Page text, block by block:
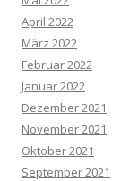
April 2022
März 2022
Februar 2022
Januar 2022
Dezember 2021
November 2021
Oktober 2021
September 2021